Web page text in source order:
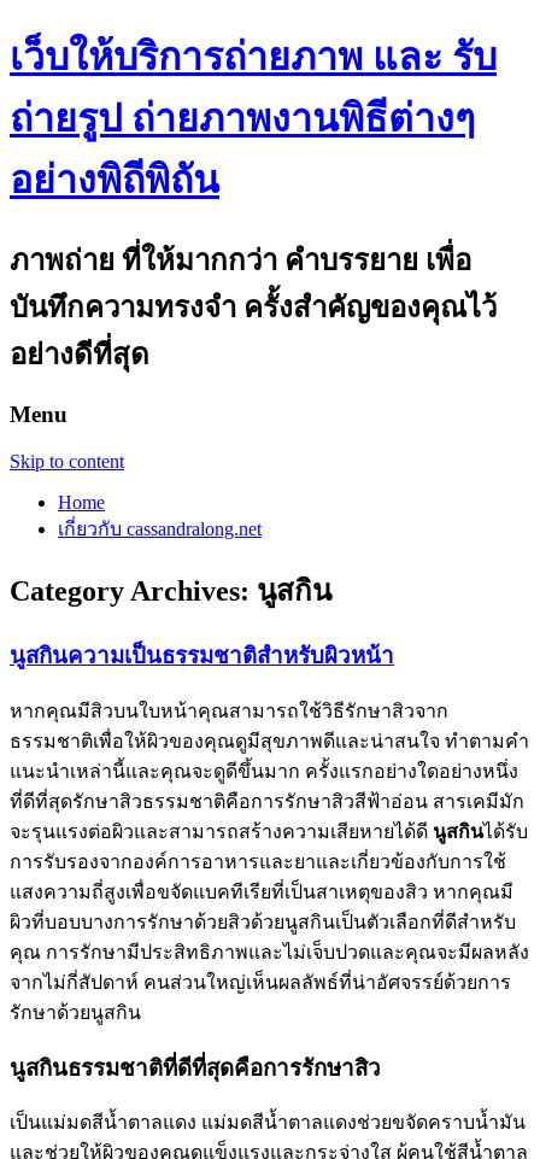
เว็บให้บริการถ่ายภาพ และ รับ
ถ่ายรูป ถ่ายภาพงานพิธีต่างๆ
อย่างพิถีพิถัน
ภาพถ่าย ที่ให้มากกว่า คำบรรยาย เพื่อ
บันทึกความทรงจำ ครั้งสำคัญของคุณไว้
อย่างดีที่สุด
Menu
Skip to content
Home
เกี่ยวกับ cassandralong.net
Category Archives: นูสกิน
นูสกินความเป็นธรรมชาติสำหรับผิวหน้า
หากคุณมีสิวบนใบหน้าคุณสามารถใช้วิธีรักษาสิวจาก
ธรรมชาติเพื่อให้ผิวของคุณดูมีสุขภาพดีและน่าสนใจ ทำตามคำ
แนะนำเหล่านี้และคุณจะดูดีขึ้นมาก ครั้งแรกอย่างใดอย่างหนึ่ง
ที่ดีที่สุดรักษาสิวธรรมชาติคือการรักษาสิวสีฟ้าอ่อน สารเคมีมัก
จะรุนแรงต่อผิวและสามารถสร้างความเสียหายได้ดี นูสกินได้รับ
การรับรองจากองค์การอาหารและยาและเกี่ยวข้องกับการใช้
แสงความถี่สูงเพื่อขจัดแบคทีเรียที่เป็นสาเหตุของสิว หากคุณมี
ผิวที่บอบบางการรักษาด้วยสิวด้วยนูสกินเป็นตัวเลือกที่ดีสำหรับ
คุณ การรักษามีประสิทธิภาพและไม่เจ็บปวดและคุณจะมีผลหลัง
จากไม่กี่สัปดาห์ คนส่วนใหญ่เห็นผลลัพธ์ที่น่าอัศจรรย์ด้วยการ
รักษาด้วยนูสกิน
นูสกินธรรมชาติที่ดีที่สุดคือการรักษาสิว
เป็นแม่มดสีน้ำตาลแดง แม่มดสีน้ำตาลแดงช่วยขจัดคราบน้ำมัน
และช่วยให้ผิวของคุณดูแข็งแรงและกระจ่างใส ผู้คนใช้สีน้ำตาล